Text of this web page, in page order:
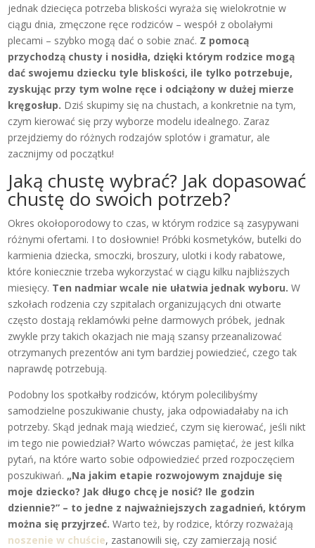
jednak dziecięca potrzeba bliskości wyraża się wielokrotnie w
ciągu dnia, zmęczone ręce rodziców – wespół z obolałymi
plecami – szybko mogą dać o sobie znać. Z pomocą
przychodzą chusty i nosidła, dzięki którym rodzice mogą
dać swojemu dziecku tyle bliskości, ile tylko potrzebuje,
zyskując przy tym wolne ręce i odciążony w dużej mierze
kręgosłup. Dziś skupimy się na chustach, a konkretnie na tym,
czym kierować się przy wyborze modelu idealnego. Zaraz
przejdziemy do różnych rodzajów splotów i gramatur, ale
zacznijmy od początku!
Jaką chustę wybrać? Jak dopasować
chustę do swoich potrzeb?
Okres okołoporodowy to czas, w którym rodzice są zasypywani
różnymi ofertami. I to dosłownie! Próbki kosmetyków, butelki do
karmienia dziecka, smoczki, broszury, ulotki i kody rabatowe,
które koniecznie trzeba wykorzystać w ciągu kilku najbliższych
miesięcy. Ten nadmiar wcale nie ułatwia jednak wyboru. W
szkołach rodzenia czy szpitalach organizujących dni otwarte
często dostają reklamówki pełne darmowych próbek, jednak
zwykle przy takich okazjach nie mają szansy przeanalizować
otrzymanych prezentów ani tym bardziej powiedzieć, czego tak
naprawdę potrzebują.
Podobny los spotkałby rodziców, którym polecilibyśmy
samodzielne poszukiwanie chusty, jaka odpowiadałaby na ich
potrzeby. Skąd jednak mają wiedzieć, czym się kierować, jeśli nikt
im tego nie powiedział? Warto wówczas pamiętać, że jest kilka
pytań, na które warto sobie odpowiedzieć przed rozpoczęciem
poszukiwań. „Na jakim etapie rozwojowym znajduje się
moje dziecko? Jak długo chcę je nosić? Ile godzin
dziennie?” – to jedne z najważniejszych zagadnień, którym
można się przyjrzeć. Warto też, by rodzice, którzy rozważają
noszenie w chuście, zastanowili się, czy zamierzają nosić